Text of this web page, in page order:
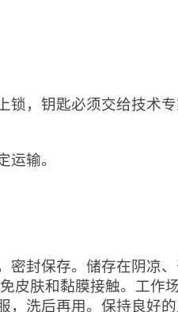
锁，钥匙必须交给技术
输。
密封保存。储存在阴凉
皮肤和黏膜接触。工作
洗后再用。保持良好的